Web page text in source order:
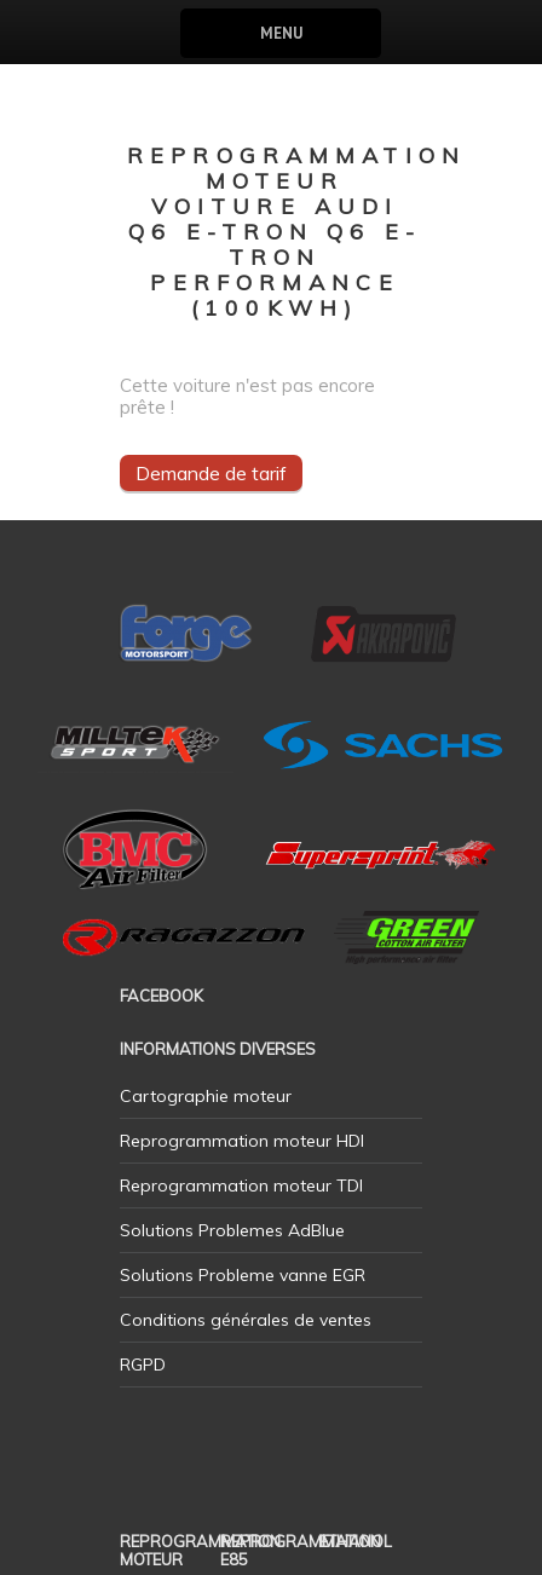
MENU
REPROGRAMMATION
MOTEUR
VOITURE AUDI
Q6 E-TRON Q6 E-
TRON
PERFORMANCE
(100KWH)
Cette voiture n'est pas encore
prête !
Demande de tarif
FACEBOOK
INFORMATIONS DIVERSES
Cartographie moteur
Reprogrammation moteur HDI
Reprogrammation moteur TDI
Solutions Problemes AdBlue
Solutions Probleme vanne EGR
Conditions générales de ventes
RGPD
REPROGRAMMATION
MOTEUR
REPROGRAMMATION
E85
ETHANOL